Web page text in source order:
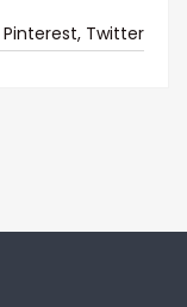
Pinterest, Twitter